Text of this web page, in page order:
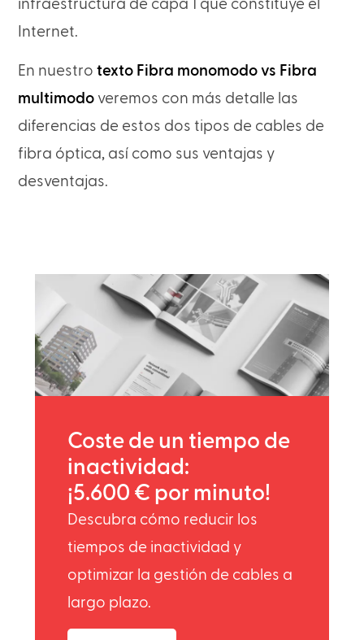
infraestructura de capa 1 que constituye el
Internet.
En nuestrotexto Fibra monomodo vs Fibra
multimodo veremos con más detalle las
diferencias de estos dos tipos de cables de
fibra óptica, así como sus ventajas y
desventajas.
Coste de un tiempo de
inactividad:
¡5.600 € por minuto!
Descubra cómo reducir los
tiempos de inactividad y
optimizar la gestión de cables a
largo plazo.